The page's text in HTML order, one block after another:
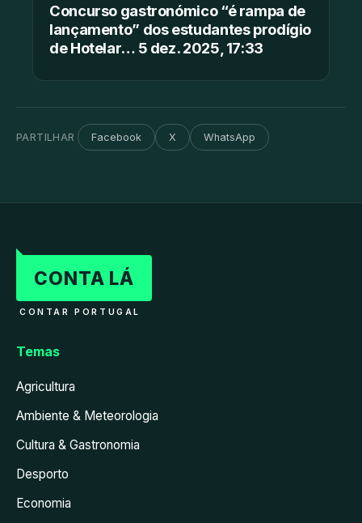
Concurso gastronómico “é rampa de
lançamento” dos estudantes prodígio
de Hotelar… 5 dez. 2025, 17:33
PARTILHAR Facebook X WhatsApp
CONTA LÁ
CONTAR PORTUGAL
Temas
Agricultura
Ambiente & Meteorologia
Cultura & Gastronomia
Desporto
Economia